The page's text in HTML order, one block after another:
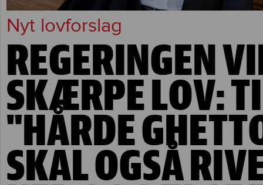
Nyt lovforslag
REGERINGEN
SKÆRPE LOV:
"HÅRDE
SKAL OGSÅ